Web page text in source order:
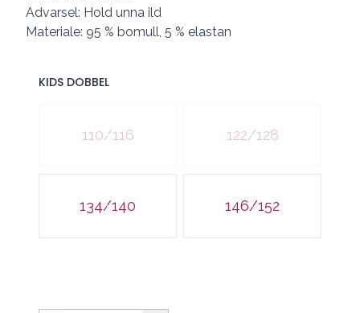
Advarsel: Hold unna ild
Materiale: 95 % bomull, 5 % elastan
KIDS DOBBEL
110/116 122/128
134/140 146/152